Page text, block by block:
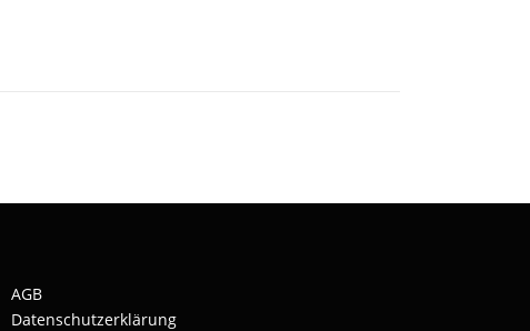
AGB
Datenschutzerklärung